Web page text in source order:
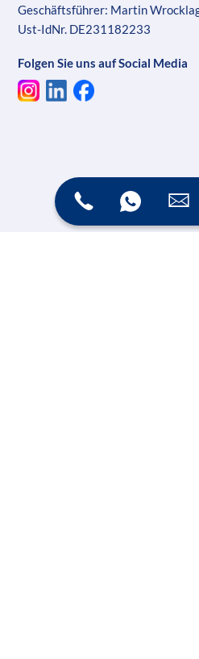
Geschäftsführer: Martin
Ust-IdNr. DE231182233
Folgen Sie uns auf Social Media